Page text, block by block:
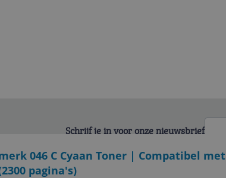
046 C Cyaan Toner | Compatibel met
pagina's)
Schrijf je in voor onze nieuwsbrief